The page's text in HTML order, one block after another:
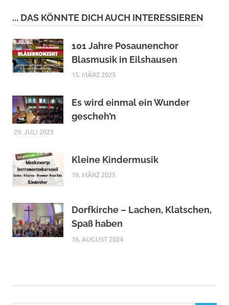
... DAS KÖNNTE DICH AUCH INTERESSIEREN
101 Jahre Posaunenchor
Blasmusik in Eilshausen
15. MÄRZ 2025
Es wird einmal ein Wunder
gescheh’n
29. JULI 2023
Kleine Kindermusik
19. MÄRZ 2025
Dorfkirche – Lachen, Klatschen,
Spaß haben
16. AUGUST 2024